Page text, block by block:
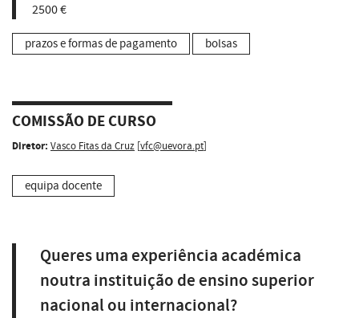
2500 €
prazos e formas de pagamento bolsas
COMISSÃO DE CURSO
Diretor: Vasco Fitas da Cruz [vfc@uevora.pt]
equipa docente
Queres uma experiência académica
noutra instituição de ensino superior
nacional ou internacional?